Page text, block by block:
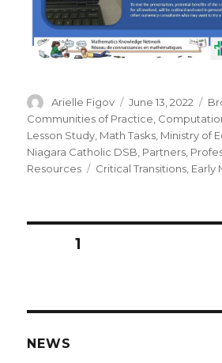
Author
Arielle Figov
Posted
on
June 13, 2022
Communities of Practice
Lesson Study Math Tasks Ministry of
Niagara Catholic DSB Partners
Resources
Tags
Critical Transitions Early
Posts
PAGE1
NEWS